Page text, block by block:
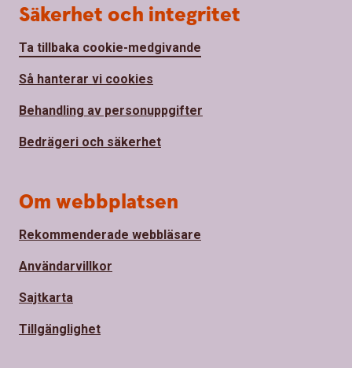
Säkerhet och integritet
Ta tillbaka cookie-medgivande
Så hanterar vi cookies
Behandling av personuppgifter
Bedrägeri och säkerhet
Om webbplatsen
Rekommenderade webbläsare
Användarvillkor
Sajtkarta
Tillgänglighet